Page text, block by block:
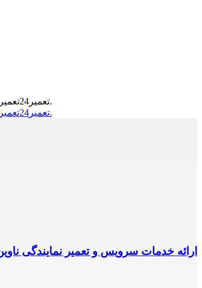
ارائه خدمات سرویس و تعمیر نمایندگی